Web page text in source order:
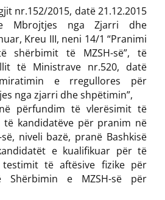
nr.152/2015, datë 21.12.2015
Mbrojtjes nga Zjarri dhe
Kreu III, neni 14/1 “Pranimi
shërbimit të MZSH-së”, të
të Ministrave nr.520, datë
miratimin e rregullores për
nga zjarri dhe shpëtimin”,
përfundim të vlerësimit të
kandidatëve për pranim në
niveli bazë, pranë Bashkisë
e kualifikuar për të
të aftësive fizike për
e MZSH-së për